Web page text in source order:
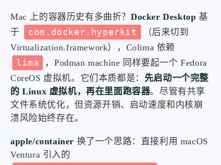
Mac 上的容器历史有多曲折？ Docker Desktop 基
于
com.docker.hyperkit
（后来切到
Virtualization.framework），Colima 依赖
lima
，Podman machine 同样要起一个 Fedora
CoreOS 虚拟机。它们本质都是： 先启动一个完整
的 Linux 虚拟机，再在里面跑容器。尽管有共享
文件系统优化，但资源开销、启动速度和内核崩
溃风险始终存在。
apple/container 换了一个思路：直接利用 macOS
Ventura 引入的